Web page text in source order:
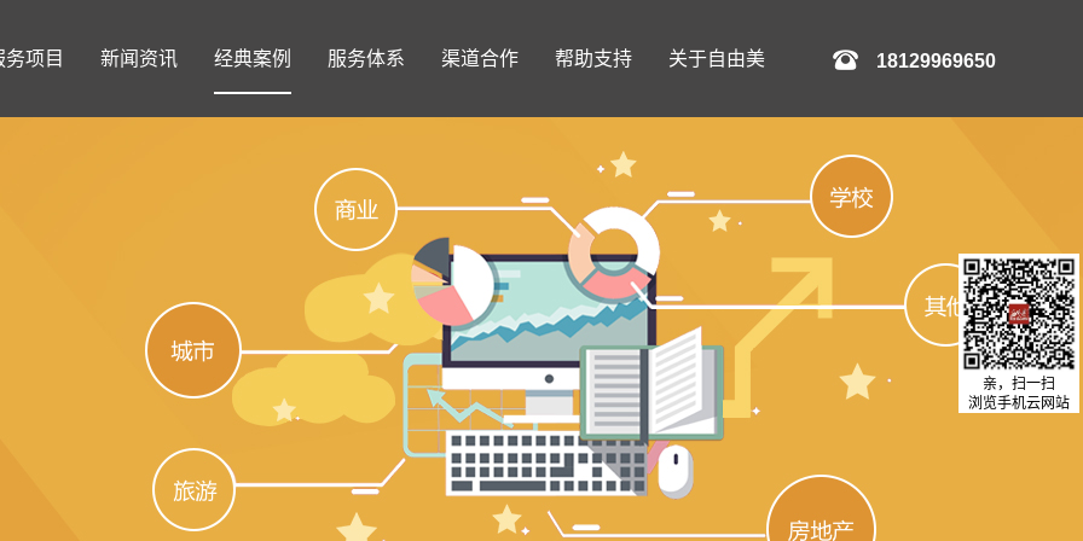
务项目 新闻资讯 经典案例 服务体系 渠道合作 帮助支持 关于自由美 18129969650
亲，扫一扫
浏览手机云网站